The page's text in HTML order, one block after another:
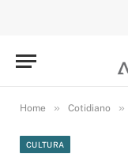
Home » Cotidiano »
CULTURA